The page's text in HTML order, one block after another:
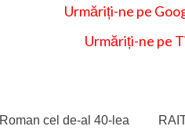
Urmăriți-ne pe
Urmăriți-ne pe
cel de-al 40-lea